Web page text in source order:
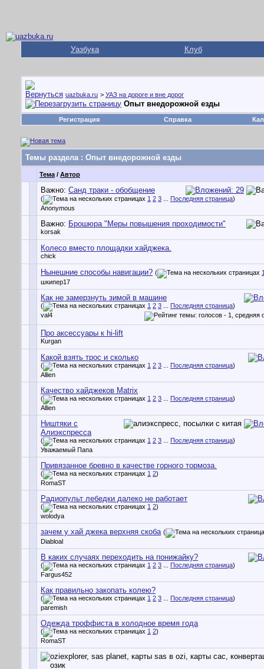
Уазбука Клуб
uazbuka.ru > УАЗ на дороге и вне дорог
Опыт внедорожной езды
Регистрация Справка
Темы раздела: Опыт внедорожной езды
Тема / Автор
Важно: Санд траки - обобщение
( 1 2 3 Последняя страница)
Anonymous
Важно: Брошюра "Меры повышения проходимости"
korsak
Колесо вместо площадки хайджека.
chick
Нынешние способы навигации? (
шкипер17
Как не замерзнуть зимой в машине
( 1 2 3 Последняя страница)
val4
Про аксессуары к hi-lift
Kurgan
Какой взять трос и сколько
( 1 2 3 Последняя страница)
Allien
Качество хайджеков Matrix
( 1 2 3 Последняя страница)
Allien
Ништяки с
Алиэкспресса
( 1 2 3 Последняя страница)
Уважаемый Папа
Привязанное бревно в качестве горного тормоза.
( 1 2)
RomaST
Радиопульт лебедки далеко не работает
( 1 2)
wolodya
зачем у хай джека верхняя скоба (
Diabloal
В каких случаях переходить на понижайку?
( 1 2 3 Последняя страница)
Fargus452
Как правильно закопать колею?
( 1 2 3 Последняя страница)
paremish
Одежда троффиста в холодное время года
( 1 2)
RomaST